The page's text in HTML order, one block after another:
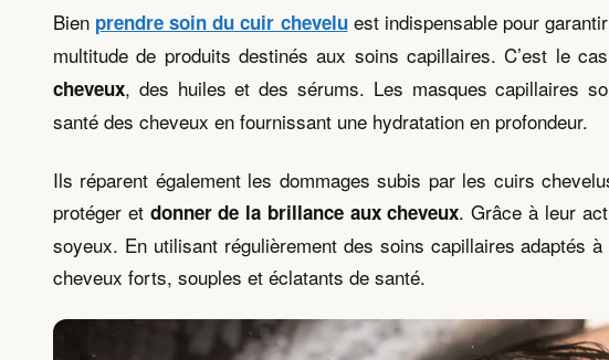
Bien prendre soin du cuir cheveluest indispensable pour
multitude de produits destinés aux soins capillaires. C’est le
cheveux, des huiles et des sérums. Les masques capillaires
santé des cheveux en fournissant une hydratation en profondeur.
Ils réparent également les dommages subis par les cuirs
protéger et donner de la brillance aux cheveux. Grâce à leur
soyeux. En utilisant régulièrement des soins capillaires adaptés
cheveux forts, souples et éclatants de santé.